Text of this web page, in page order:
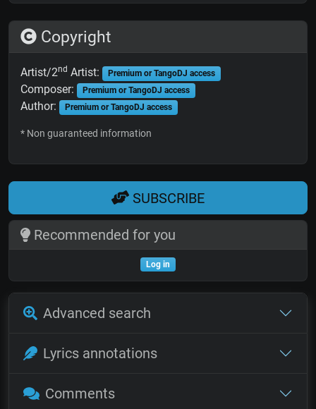
Copyright
Artist/2nd Artist: Premium or TangoDJ access
Composer: Premium or TangoDJ access
Author: Premium or TangoDJ access
* Non guaranteed information
SUBSCRIBE
Recommended for you
Log in
Advanced search
Lyrics annotations
Comments